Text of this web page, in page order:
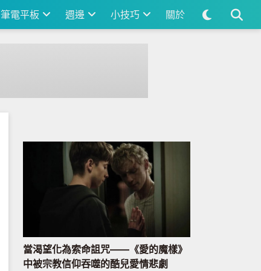
筆電平板 週邊 小技巧 關於
當渴望化為索命詛咒——《愛的魔樣》
中被宗教信仰吞噬的酷兒愛情悲劇